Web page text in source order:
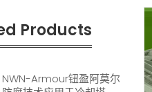
Products
NWN-Armour钮盈阿莫尔